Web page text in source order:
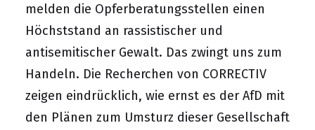
melden die Opferberatungsstellen einen
Höchststand an rassistischer und
antisemitischer Gewalt. Das zwingt uns zum
Handeln. Die Recherchen von CORRECTIV
zeigen eindrücklich, wie ernst es der AfD mit
den Plänen zum Umsturz dieser Gesellschaft